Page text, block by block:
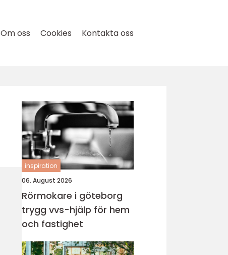
Om oss Cookies Kontakta oss
inspiration
06. August 2026
Rörmokare i göteborg
trygg vvs-hjälp för hem
och fastighet